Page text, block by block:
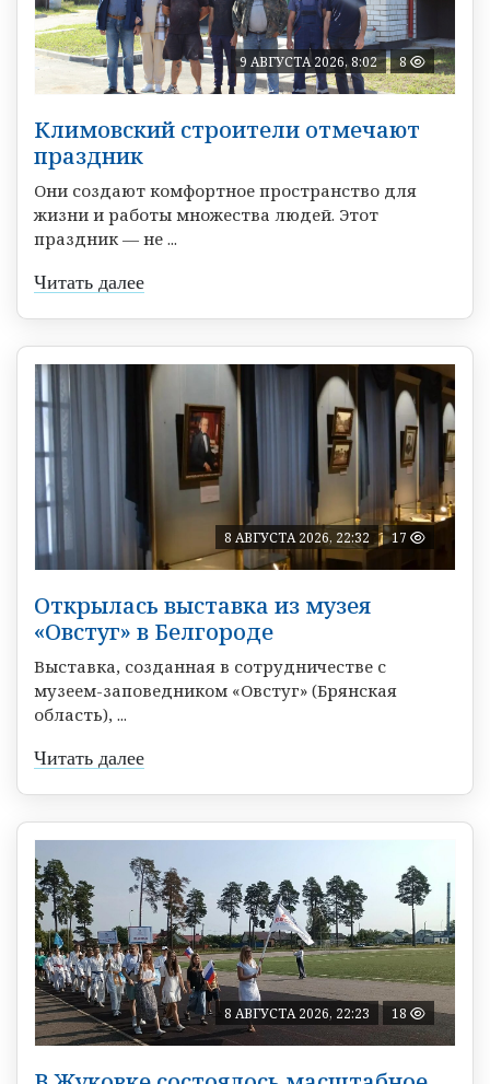
9 АВГУСТА 2026, 8:02 8
Климовский строители отмечают
праздник
Они создают комфортное пространство для
жизни и работы множества людей. Этот
праздник — не ...
Читать далее
8 АВГУСТА 2026, 22:32 17
Открылась выставка из музея
«Овстуг» в Белгороде
Выставка, созданная в сотрудничестве с
музеем-заповедником «Овстуг» (Брянская
область), ...
Читать далее
8 АВГУСТА 2026, 22:23 18